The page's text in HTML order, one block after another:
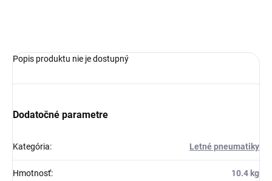
Popis produktu nie je dostupný
Dodatočné parametre
Kategória: Letné pneumatiky
Hmotnosť: 10.4 kg